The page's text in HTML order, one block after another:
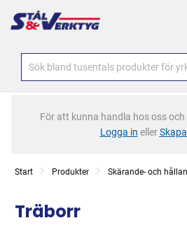
För att kunna handla hos oss och
Logga in eller
Start Produkter Skärande- och
Träborr